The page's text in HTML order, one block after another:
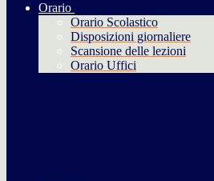
Orario
Orario Scolastico
Disposizioni giornaliere
Scansione delle lezioni
Orario Uffici